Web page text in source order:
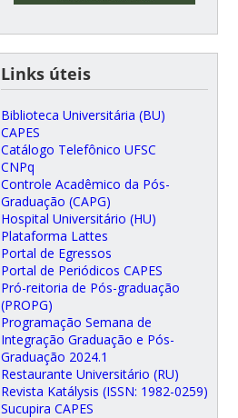
Links úteis
Biblioteca Universitária (BU)
CAPES
Catálogo Telefônico UFSC
CNPq
Controle Acadêmico da Pós-
Graduação (CAPG)
Hospital Universitário (HU)
Plataforma Lattes
Portal de Egressos
Portal de Periódicos CAPES
Pró-reitoria de Pós-graduação
(PROPG)
Programação Semana de
Integração Graduação e Pós-
Graduação 2024.1
Restaurante Universitário (RU)
Revista Katálysis (ISSN: 1982-0259)
Sucupira CAPES